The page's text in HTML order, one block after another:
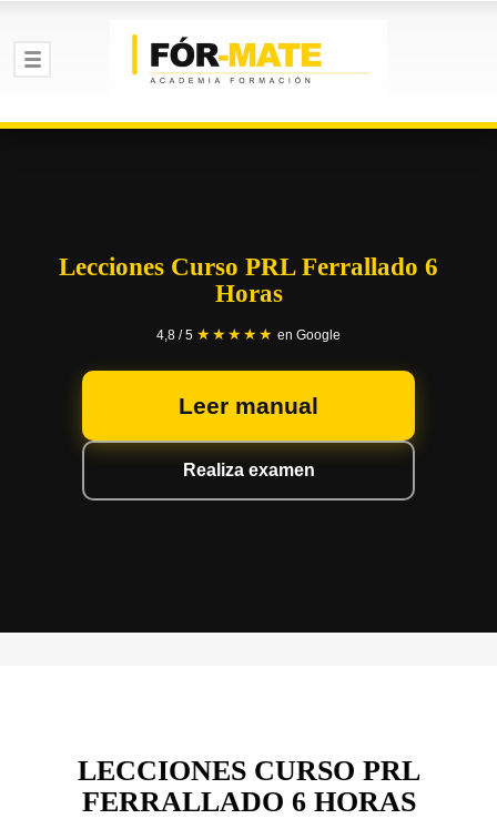
Lecciones Curso PRL Ferrallado 6
Horas
4,8 / 5 ★★★★★ en Google
Leer manual
Realiza examen
LECCIONES CURSO PRL
FERRALLADO 6 HORAS